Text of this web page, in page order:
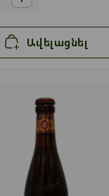
Ավելացնել